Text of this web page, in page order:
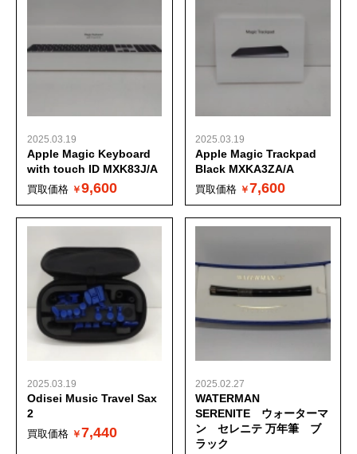
2025.03.19
Apple Magic Keyboard
with touch ID MXK83J/A
買取価格 9,600
2025.03.19
Apple Magic Trackpad
Black MXKA3ZA/A
買取価格 7,600
2025.03.19
Odisei Music Travel Sax
2
買取価格 7,440
2025.02.27
WATERMAN
SERENITE ウォーターマ
ン セレニテ 万年筆 ブ
ラック